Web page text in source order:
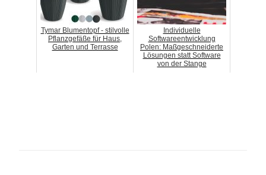
Tymar Blumentopf - stilvolle
Pflanzgefäße für Haus,
Garten und Terrasse
Individuelle
Softwareentwicklung
Polen: Maßgeschneiderte
Lösungen statt Software
von der Stange